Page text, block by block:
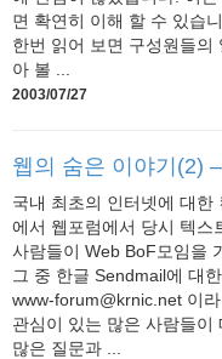
면 확연히 이해 할 수 있습
한번 읽어 보면 구성원들의
아 볼 ...
2003/07/27
웹의 숨은 이야기(2)
국내 최초의 인터넷에 대
에서 웹포럼에서 당시 텍스
사람들이 Web BoF모임을
그 중 한글 Sendmail에 대
www-forum@krnic.net 이
관심이 있는 많은 사람들이
많은 질문과 ...